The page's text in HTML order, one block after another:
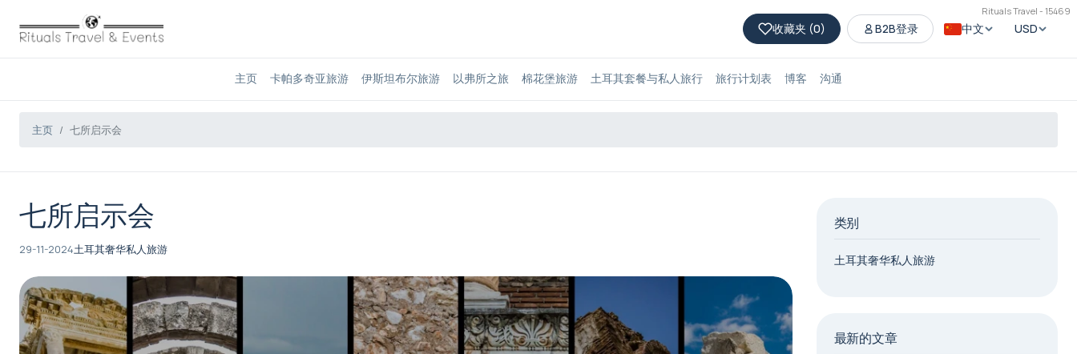
Rituals Travel - 15469
收藏夹 (0) B2B登录 中文 USD
主页 卡帕多奇亚旅游 伊斯坦布尔旅游 以弗所之旅 棉花堡旅游 土耳其套餐与私人旅行 旅行计划表 博客 沟通
主页 七所启示会
七所启示会
29-11-2024土耳其奢华私人旅游
类别
土耳其奢华私人旅游
最新的文章